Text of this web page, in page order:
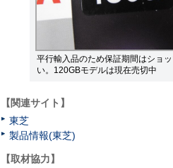
平行輸入品のため保証期間はショ
い。120GBモデルは現在売切中
【関連サイト】
東芝
製品情報(東芝)
【取材協力】